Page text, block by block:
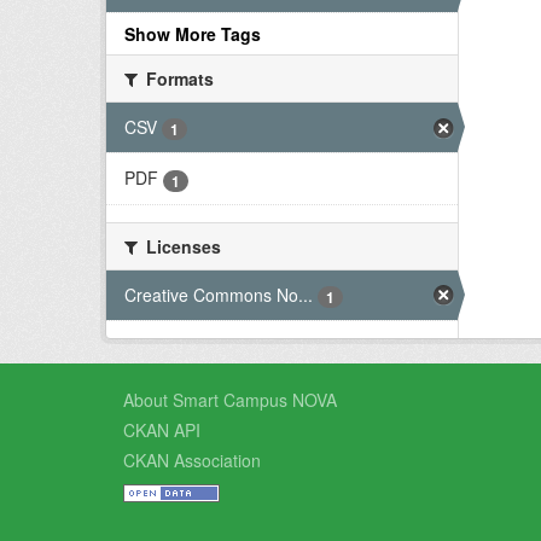
Show More Tags
Formats
CSV
1
PDF 1
Licenses
Creative Commons No...
1
About Smart Campus NOVA
CKAN API
CKAN Association